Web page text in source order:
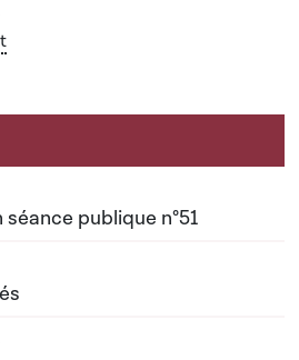
publique n°51